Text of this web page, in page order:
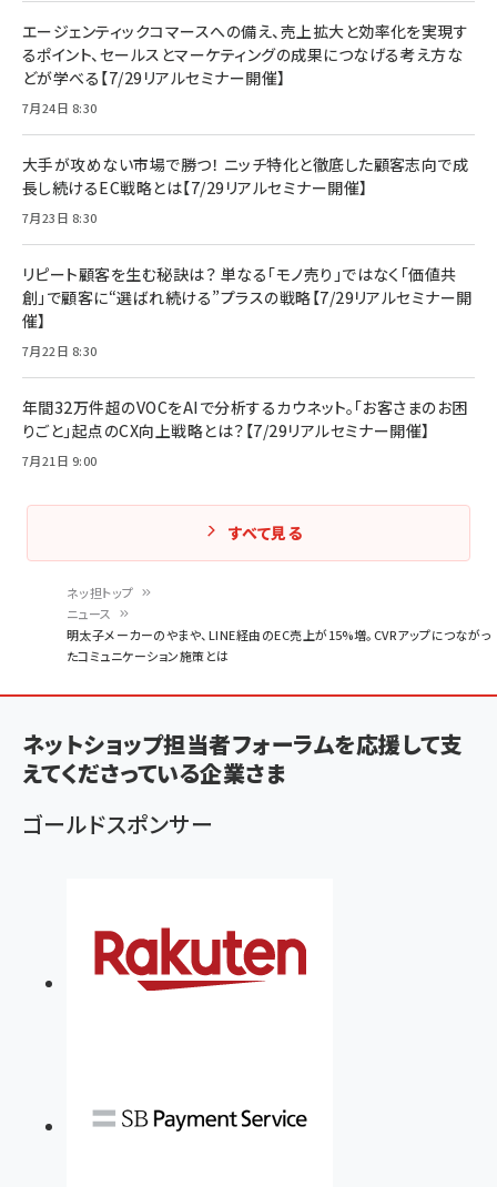
く
ず
ネッ担トップ
ニュース
明太子メーカーのやまや、LINE経由のEC売上が15%増。CVRアップにつながっ
たコミュニケーション施策とは
エージェンティックコマースへの備え、売上拡大と効率化を実現す
るポイント、セールスとマーケティングの成果につなげる考え方な
どが学べる【7/29リアルセミナー開催】
7月24日 8:30
大手が攻めない市場で勝つ！ ニッチ特化と徹底した顧客志向で成
長し続けるEC戦略とは【7/29リアルセミナー開催】
7月23日 8:30
リピート顧客を生む秘訣は？ 単なる「モノ売り」ではなく「価値共
創」で顧客に“選ばれ続ける”プラスの戦略【7/29リアルセミナー開
催】
7月22日 8:30
年間32万件超のVOCをAIで分析するカウネット。「お客さまのお困
りごと」起点のCX向上戦略とは？【7/29リアルセミナー開催】
7月21日 9:00
すべて見る
ネットショップ担当者フォーラムを応援して支
えてくださっている企業さま
ゴールドスポンサー